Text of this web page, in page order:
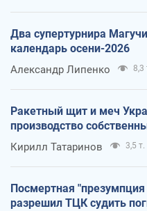
Два супертурнира
календарь осени-2026
Александр Липенко 8,3
Ракетный щит и меч
производство
Кирилл Татаринов 3,5 т.
Посмертная
разрешил ТЦК судить